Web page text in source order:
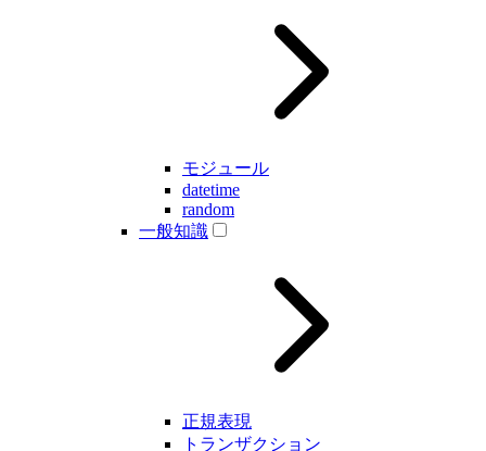
モジュール
datetime
random
一般知識
正規表現
トランザクション